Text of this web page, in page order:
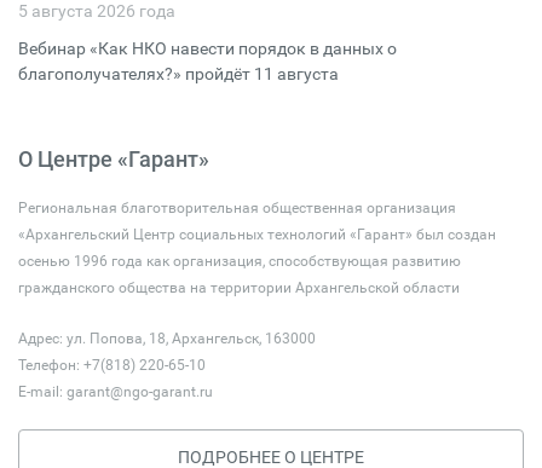
5 августа 2026 года
Вебинар «Как НКО навести порядок в данных о
благополучателях?» пройдёт 11 августа
О Центре «Гарант»
Региональная благотворительная общественная организация
«Архангельский Центр социальных технологий «Гарант» был создан
осенью 1996 года как организация, способствующая развитию
гражданского общества на территории Архангельской области
Адрес: ул. Попова, 18, Архангельск, 163000
Телефон: +7(818) 220-65-10
E-mail: garant@ngo-garant.ru
ПОДРОБНЕЕ О ЦЕНТРЕ